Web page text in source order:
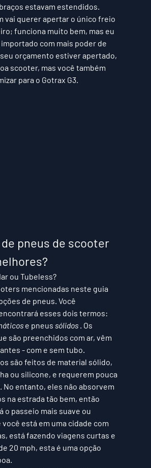
estavam estendidos.
vai querer apertar o único freio
funciona muito bem, mas eu
com mais poder de
seu orçamento estiver apertado,
scooter, mas você também
para o Gotrax G3.
pneus de scooter
ou Tubeless?
mencionadas neste guia
de pneus. Você
esses dois termos:
e pneus sólidos . Os
são preenchidos com ar, vêm
- com e sem tubo.
são feitos de material sólido,
ou silicone, e requerem pouca
No entanto, eles não absorvem
na estrada tão bem, então
o passeio mais suave ou
está em uma cidade com
está fazendo viagens curtas e
20 mph, esta é uma opção